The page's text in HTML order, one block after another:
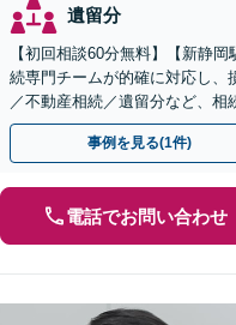
遺留分
【初回相談60分無料】【新静
続専門チームが的確に対応し、
／不動産相続／遺留分など、
間相談可】登記・税の申告など
事例を見る(1件)
電話でお問い合わせ